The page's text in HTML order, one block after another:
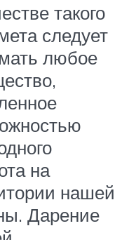
такого
следует
любое
на
нашей
Дарение